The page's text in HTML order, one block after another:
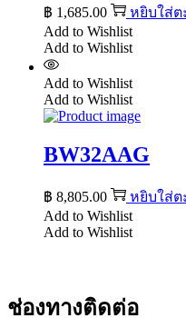
฿ 1,685.00
หยิบใส่ต
Add to Wishlist
Add to Wishlist
Add to Wishlist
Add to Wishlist
BW32AAG
฿ 8,805.00
หยิบใส่ต
Add to Wishlist
Add to Wishlist
ช่องทางติดต่อ